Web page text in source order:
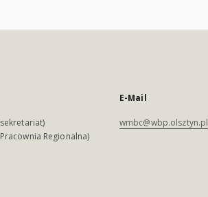
Regionalna)
E-Mail
wmbc@wbp.olsztyn.pl